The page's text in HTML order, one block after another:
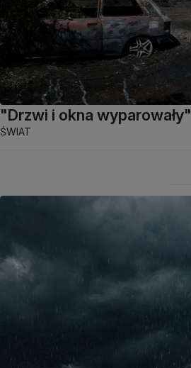
"Drzwi i okna wyparowały"
ŚWIAT